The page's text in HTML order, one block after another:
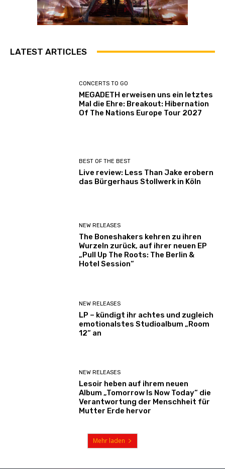
LATEST ARTICLES
CONCERTS TO GO
MEGADETH erweisen uns ein letztes
Mal die Ehre: Breakout: Hibernation
Of The Nations Europe Tour 2027
BEST OF THE BEST
Live review: Less Than Jake erobern
das Bürgerhaus Stollwerk in Köln
NEW RELEASES
The Boneshakers kehren zu ihren
Wurzeln zurück, auf ihrer neuen EP
„Pull Up The Roots: The Berlin &
Hotel Session“
NEW RELEASES
LP – kündigt ihr achtes und zugleich
emotionalstes Studioalbum „Room
12“ an
NEW RELEASES
Lesoir heben auf ihrem neuen
Album „Tomorrow Is Now Today“ die
Verantwortung der Menschheit für
Mutter Erde hervor
Mehr laden